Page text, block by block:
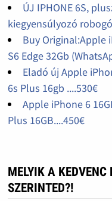
ÚJ IPHONE 6S,
kiegyensúlyozó robogó
Buy Original:Apple
S6 Edge 32Gb
Eladó új Apple
6s Plus 16gb ....530€
Apple iPhone 6
Plus 16GB....450€
MELYIK A
SZERINTED?!